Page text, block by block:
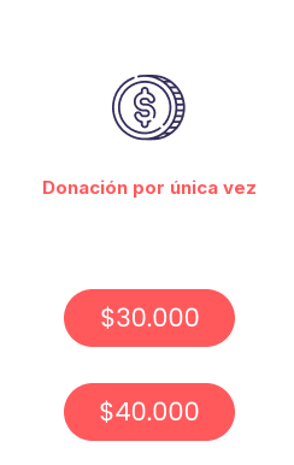
Donación por única vez